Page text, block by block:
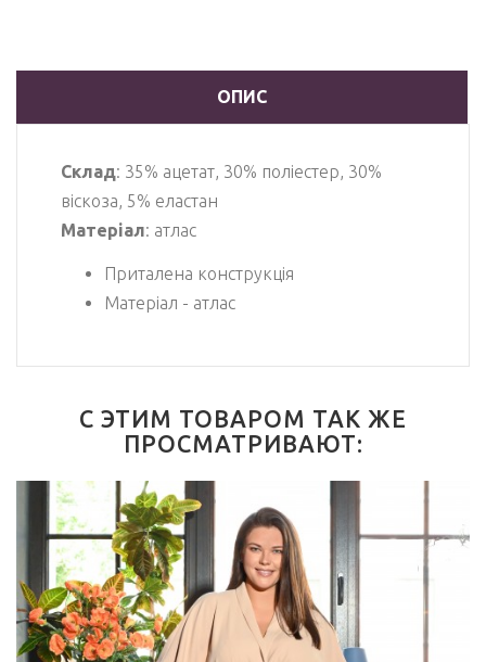
ОПИС
Склад: 35% ацетат, 30% поліестер, 30%
віскоза, 5% еластан
Матеріал: атлас
Приталена конструкція
Матеріал - атлас
С ЭТИМ ТОВАРОМ ТАК ЖЕ
ПРОСМАТРИВАЮТ: